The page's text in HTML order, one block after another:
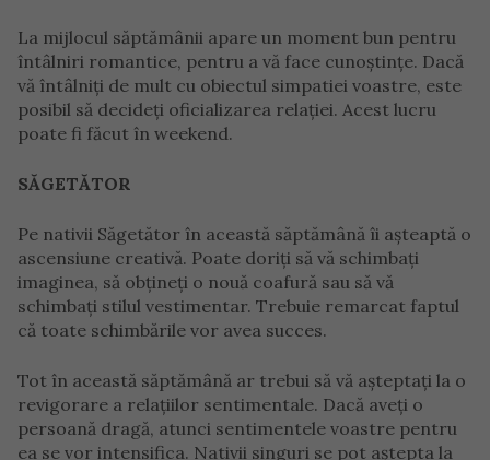
La mijlocul săptămânii apare un moment bun pentru
întâlniri romantice, pentru a vă face cunoștințe. Dacă
vă întâlniți de mult cu obiectul simpatiei voastre, este
posibil să decideți oficializarea relației. Acest lucru
poate fi făcut în weekend.
SĂGETĂTOR
Pe nativii Săgetător în această săptămână îi așteaptă o
ascensiune creativă. Poate doriți să vă schimbați
imaginea, să obțineți o nouă coafură sau să vă
schimbați stilul vestimentar. Trebuie remarcat faptul
că toate schimbările vor avea succes.
Tot în această săptămână ar trebui să vă așteptați la o
revigorare a relațiilor sentimentale. Dacă aveți o
persoană dragă, atunci sentimentele voastre pentru
ea se vor intensifica. Nativii singuri se pot aștepta la